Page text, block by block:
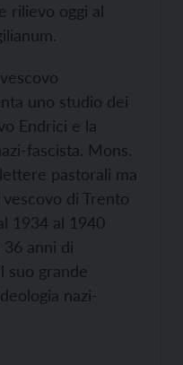
rilievo oggi al
uno studio dei
Endrici e la
fascista. Mons.
pastorali ma
di Trento
1934 al 1940
anni di
suo grande
nazi-